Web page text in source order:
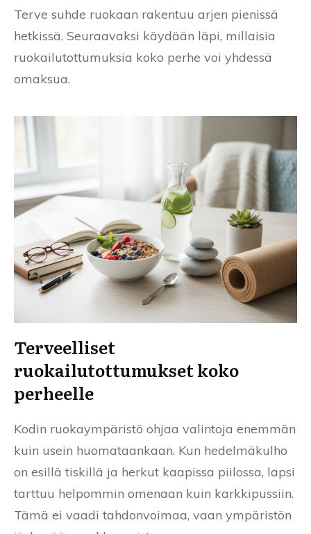
Terve suhde ruokaan rakentuu arjen pienissä
hetkissä. Seuraavaksi käydään läpi, millaisia
ruokailutottumuksia koko perhe voi yhdessä
omaksua.
Terveelliset
ruokailutottumukset koko
perheelle
Kodin ruokaympäristö ohjaa valintoja enemmän
kuin usein huomataankaan. Kun hedelmäkulho
on esillä tiskillä ja herkut kaapissa piilossa, lapsi
tarttuu helpommin omenaan kuin karkkipussiin.
Tämä ei vaadi tahdonvoimaa, vaan ympäristön